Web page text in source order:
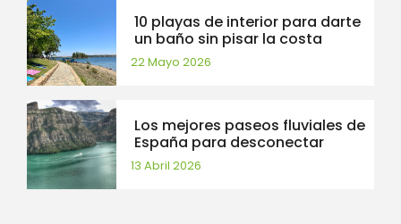
10 playas de interior para darte
un baño sin pisar la costa
22 Mayo 2026
Los mejores paseos fluviales de
España para desconectar
13 Abril 2026